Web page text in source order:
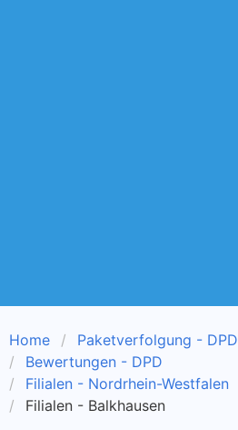
Home
Paketverfolgung - DPD
Bewertungen - DPD
Filialen - Nordrhein-Westfalen
Filialen - Balkhausen